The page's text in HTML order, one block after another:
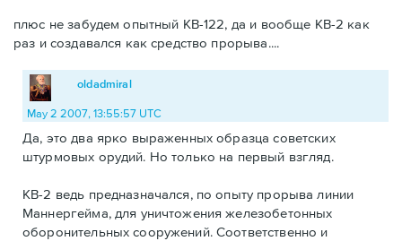
плюс не забудем опытный КВ-122, да и вообще КВ-2 как
раз и создавался как средство прорыва....
oldadmiral
May 2 2007, 13:55:57 UTC
Да, это два ярко выраженных образца советских
штурмовых орудий. Но только на первый взгляд.
КВ-2 ведь предназначался, по опыту прорыва линии
Маннергейма, для уничтожения железобетонных
оборонительных сооружений. Соответственно и